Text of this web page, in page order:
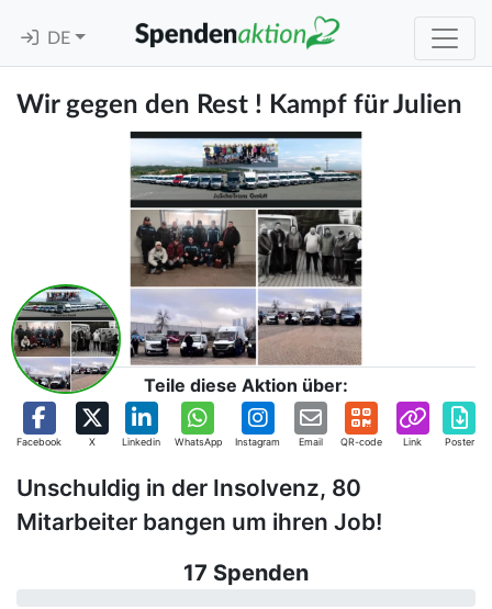
DE
Wir gegen den Rest ! Kampf für Julien
Teile diese Aktion über:
Facebook X Linkedin WhatsApp Instagram Email QR-code Link Poster
Unschuldig in der Insolvenz, 80
Mitarbeiter bangen um ihren Job!
17 Spenden